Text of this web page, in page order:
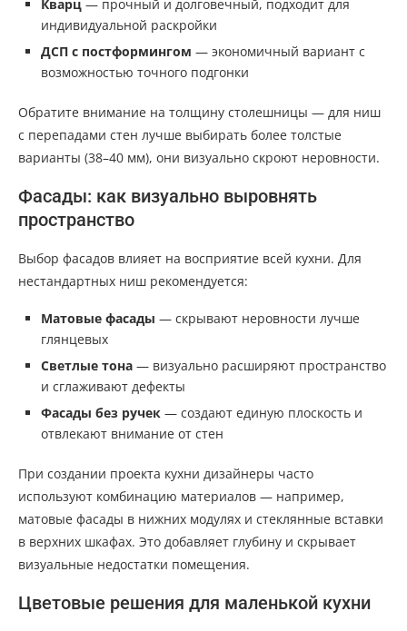
Кварц — прочный и долговечный, подходит для
индивидуальной раскройки
ДСП с постформингом — экономичный вариант с
возможностью точного подгонки
Обратите внимание на толщину столешницы — для ниш
с перепадами стен лучше выбирать более толстые
варианты (38–40 мм), они визуально скроют неровности.
Фасады: как визуально выровнять
пространство
Выбор фасадов влияет на восприятие всей кухни. Для
нестандартных ниш рекомендуется:
Матовые фасады — скрывают неровности лучше
глянцевых
Светлые тона — визуально расширяют пространство
и сглаживают дефекты
Фасады без ручек — создают единую плоскость и
отвлекают внимание от стен
При создании проекта кухни дизайнеры часто
используют комбинацию материалов — например,
матовые фасады в нижних модулях и стеклянные вставки
в верхних шкафах. Это добавляет глубину и скрывает
визуальные недостатки помещения.
Цветовые решения для маленькой кухни